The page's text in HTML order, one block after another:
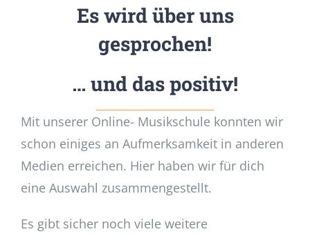
Es wird über uns
gesprochen!
… und das positiv!
Mit unserer Online- Musikschule konnten wir
schon einiges an Aufmerksamkeit in anderen
Medien erreichen. Hier haben wir für dich
eine Auswahl zusammengestellt.
Es gibt sicher noch viele weitere